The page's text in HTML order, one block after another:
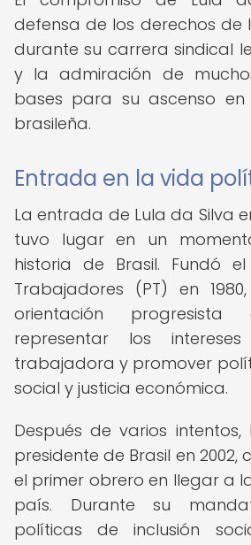
defensa de los derechos de
durante su carrera sindical
y la admiración de
bases para su ascenso
brasileña.
Entrada en la vida
La entrada de Lula da Silva
tuvo lugar en un
historia de Brasil. Fundó
Trabajadores (PT) en
orientación progresista
representar los
trabajadora y promover
social y justicia económica.
Después de varios
presidente de Brasil en 2002,
el primer obrero en llegar a
país. Durante su
políticas de inclusión